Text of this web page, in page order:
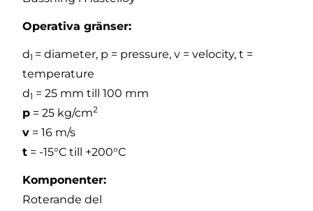
Operativa gränser:
d1 = diameter, p = pressure, v = velocity, t =
temperature
d1 = 25 mm till 100 mm
p = 25 kg/cm2
v = 16 m/s
t = -15°C till +200°C
Komponenter:
Roterande del